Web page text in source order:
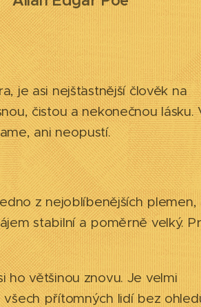
je asi nejšťastnější člověk na
čistou a nekonečnou lásku.
ani neopustí.
z nejoblíbenějších plemen,
stabilní a poměrně velký.
ho většinou znovu. Je velmi
přítomných lidí bez